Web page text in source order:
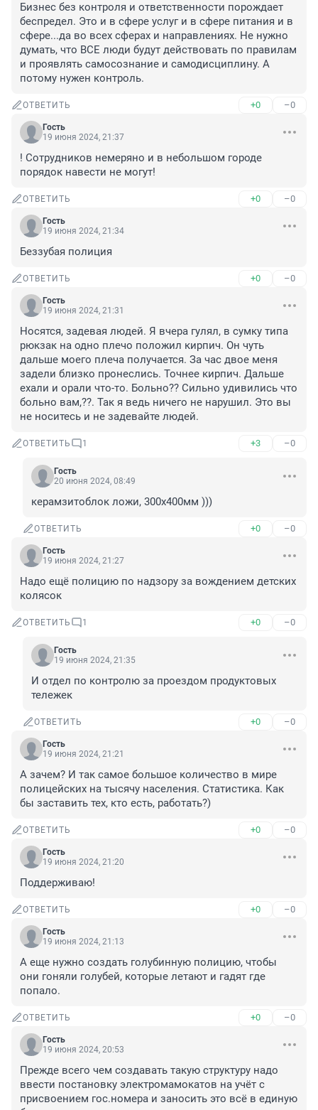
Бизнес без контроля и ответственности порождает
беспредел. Это и в сфере услуг и в сфере питания и в
сфере...да во всех сферах и направлениях. Не нужно
думать, что ВСЕ люди будут действовать по правилам
и проявлять самосознание и самодисциплину. А
потому нужен контроль.
ОТВЕТИТЬ +0 –0
Гость
19 июня 2024, 21:37
! Сотрудников немеряно и в небольшом городе
порядок навести не могут!
ОТВЕТИТЬ +0 –0
Гость
19 июня 2024, 21:34
Беззубая полиция
ОТВЕТИТЬ +0 –0
Гость
19 июня 2024, 21:31
Носятся, задевая людей. Я вчера гулял, в сумку типа
рюкзак на одно плечо положил кирпич. Он чуть
дальше моего плеча получается. За час двое меня
задели близко пронеслись. Точнее кирпич. Дальше
ехали и орали что-то. Больно?? Сильно удивились что
больно вам,??. Так я ведь ничего не нарушил. Это вы
не носитесь и не задевайте людей.
ОТВЕТИТЬ 1 +3 –0
Гость
20 июня 2024, 08:49
керамзитоблок ложи, 300х400мм )))
ОТВЕТИТЬ +0 –0
Гость
19 июня 2024, 21:27
Надо ещё полицию по надзору за вождением детских
колясок
ОТВЕТИТЬ 1 +0 –0
Гость
19 июня 2024, 21:35
И отдел по контролю за проездом продуктовых
тележек
ОТВЕТИТЬ +0 –0
Гость
19 июня 2024, 21:21
А зачем? И так самое большое количество в мире
полицейских на тысячу населения. Статистика. Как
бы заставить тех, кто есть, работать?)
ОТВЕТИТЬ +0 –0
Гость
19 июня 2024, 21:20
Поддерживаю!
ОТВЕТИТЬ +0 –0
Гость
19 июня 2024, 21:13
А еще нужно создать голубинную полицию, чтобы
они гоняли голубей, которые летают и гадят где
попало.
ОТВЕТИТЬ +0 –0
Гость
19 июня 2024, 20:53
Прежде всего чем создавать такую структуру надо
ввести постановку электромамокатов на учёт с
присвоением гос.номера и заносить это всё в единую